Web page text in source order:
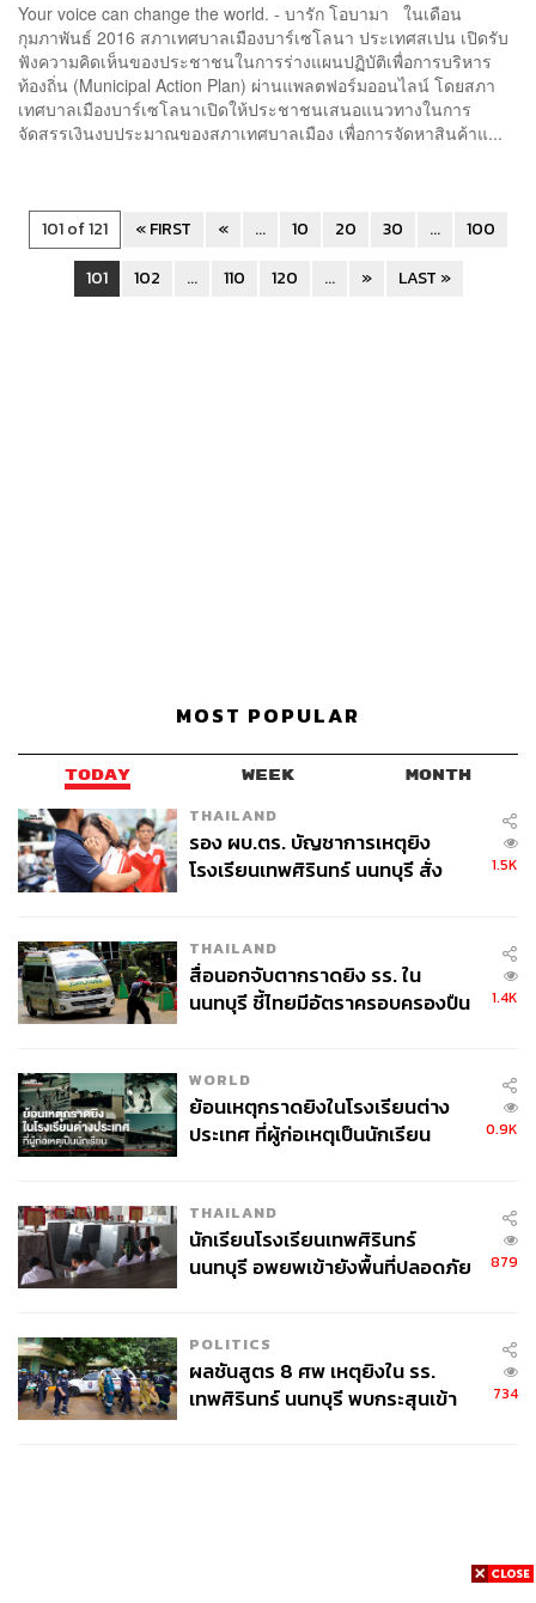
Your voice can change the world. - บารัก โอบามา ในเดือน
กุมภาพันธ์ 2016 สภาเทศบาลเมืองบาร์เซโลนา ประเทศสเปน เปิดรับ
ฟังความคิดเห็นของประชาชนในการร่างแผนปฏิบัติเพื่อการบริหาร
ท้องถิ่น (Municipal Action Plan) ผ่านแพลตฟอร์มออนไลน์ โดยสภา
เทศบาลเมืองบาร์เซโลนาเปิดให้ประชาชนเสนอแนวทางในการ
จัดสรรเงินงบประมาณของสภาเทศบาลเมือง เพื่อการจัดหาสินค้าแ...
101 of 121 « FIRST « ... 10 20 30 ...
100
101
102 ... 110 120 ... » LAST »
MOST POPULAR
TODAY WEEK MONTH
THAILAND
รอง ผบ.ตร. บัญชาการเหตุยิง
โรงเรียนเทพศิรินทร์ นนทบุรี สั่ง
1.5K
THAILAND
สื่อนอกจับตากราดยิง รร. ใน
นนทบุรี ชี้ไทยมีอัตราครอบครองปืน
1.4K
WORLD
ย้อนเหตุกราดยิงในโรงเรียนต่าง
ประเทศ ที่ผู้ก่อเหตุเป็นนักเรียน
0.9K
THAILAND
นักเรียนโรงเรียนเทพศิรินทร์
นนทบุรี อพยพเข้ายังพื้นที่ปลอดภัย
879
POLITICS
ผลชันสูตร 8 ศพ เหตุยิงใน รร.
เทพศิรินทร์ นนทบุรี พบกระสุนเข้า
734